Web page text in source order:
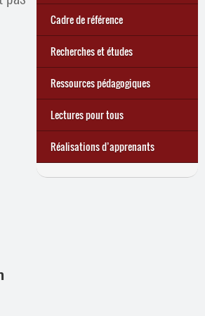
Cadre de référence
Recherches et études
Ressources pédagogiques
Lectures pour tous
Réalisations d’apprenants